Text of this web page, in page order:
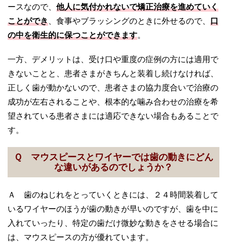
ースなので、 他人に気付かれないで矯正治療を進めていく
ことができ 、食事やブラッシングのときに外せるので、 口
の中を衛生的に保つことができます。
一方、デメリットは、受け口や重度の症例の方には適用で
きないことと、患者さまがきちんと装着し続けなければ、
正しく歯が動かないので、患者さまの協力度合いで治療の
成功が左右されることや、根本的な噛み合わせの治療を希
望されている患者さまには適応できない場合もあることで
す。
Ｑ マウスピースとワイヤーでは歯の動きにどん
な違いがあるのでしょうか？
Ａ 歯のねじれをとっていくときには、２４時間装着して
いるワイヤーのほうが歯の動きが早いのですが、歯を中に
入れていったり、特定の歯だけ微妙な動きをさせる場合に
は、マウスピースの方が優れています。